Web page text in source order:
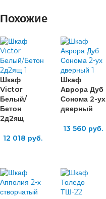
Похожие
Шкаф
Victor
Белый/
Бетон
2д2ящ
12 018 руб.
Шкаф
Аврора Дуб
Сонома 2-ух
дверный
13 560 руб.